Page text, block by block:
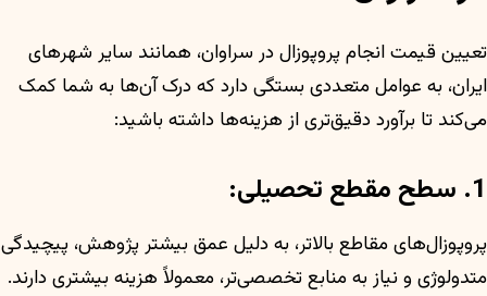
تعیین قیمت انجام پروپوزال در سراوان، همانند سایر شهرهای
ایران، به عوامل متعددی بستگی دارد که درک آن‌ها به شما کمک
می‌کند تا برآورد دقیق‌تری از هزینه‌ها داشته باشید:
1. سطح مقطع تحصیلی:
پروپوزال‌های مقاطع بالاتر، به دلیل عمق بیشتر پژوهش، پیچیدگی
متدولوژی و نیاز به منابع تخصصی‌تر، معمولاً هزینه بیشتری دارند.